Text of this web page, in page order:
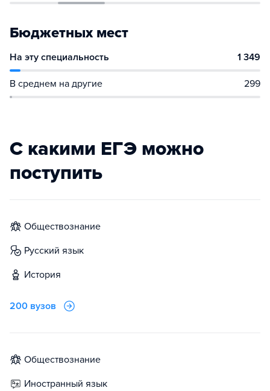
Бюджетных мест
На эту специальность 1 349
В среднем на другие 299
С какими ЕГЭ можно
поступить
обществознание
русский язык
история
200 вузов
обществознание
иностранный язык